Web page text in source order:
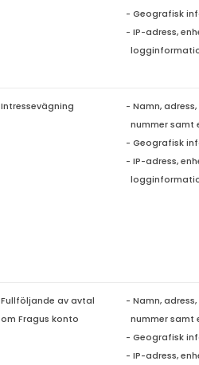
- Geografisk
- IP-adress,
Intressevägning
- Namn,
nummer samt
- Geografisk
- IP-adress,
loggi
Fullföljande av avtal
om Fragus konto
- Namn,
nummer samt
- Geografisk
- IP-adress,